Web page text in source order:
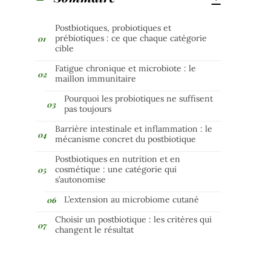
Postbiotiques, probiotiques et
prébiotiques : ce que chaque catégorie
cible
Fatigue chronique et microbiote : le
maillon immunitaire
Pourquoi les probiotiques ne suffisent
pas toujours
Barrière intestinale et inflammation : le
mécanisme concret du postbiotique
Postbiotiques en nutrition et en
cosmétique : une catégorie qui
s’autonomise
L’extension au microbiome cutané
Choisir un postbiotique : les critères qui
changent le résultat